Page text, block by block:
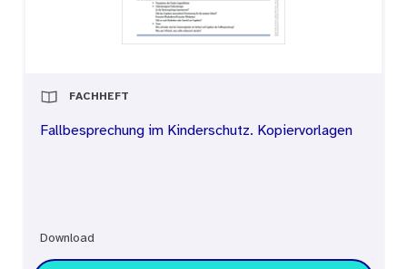
FACHHEFT
Fallbesprechung im Kinderschutz. Kopiervorlagen
Download